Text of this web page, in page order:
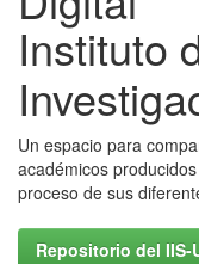
Instituto
Un espacio para
académicos
proceso de sus
Repositorio del IIS-